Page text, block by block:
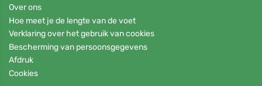
Over ons
Hoe meet je de lengte van de voet
Verklaring over het gebruik van cookies
Bescherming van persoonsgegevens
Afdruk
Cookies